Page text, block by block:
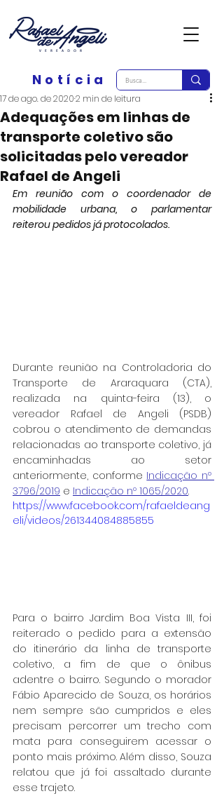
Notícia
Adequações em linhas de
transporte coletivo são
solicitadas pelo vereador
Rafael de Angeli
17 de ago. de 20202 min de leitura
Em reunião com o coordenador de
mobilidade urbana, o parlamentar
reiterou pedidos já protocolados.
Durante reunião na Controladoria do
Transporte de Araraquara (CTA),
realizada na quinta-feira (13), o
vereador Rafael de Angeli (PSDB)
cobrou o atendimento de demandas
relacionadas ao transporte coletivo, já
encaminhadas ao setor
anteriormente, conforme Indicação nº
3796/2019 e Indicação nº 1065/2020.
https://www.facebook.com/rafaeldeang
eli/videos/261344084885855
Para o bairro Jardim Boa Vista III, foi
reiterado o pedido para a extensão
do itinerário da linha de transporte
coletivo, a fim de que o ônibus
Fábio Aparecido de Souza, os horários
nem sempre são cumpridos e eles
precisam percorrer um trecho com
mata para conseguirem acessar o
ponto mais próximo. Além disso, Souza
relatou que já foi assaltado durante
esse trajeto.